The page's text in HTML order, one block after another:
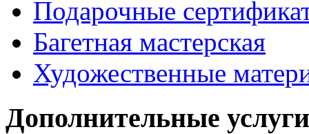
Подарочные
Багетная мастерская
Художественные
Дополнительные